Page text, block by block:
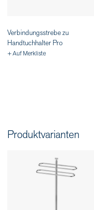
Verbindungsstrebe zu
Handtuchhalter Pro
+ Auf Merkliste
Produktvarianten